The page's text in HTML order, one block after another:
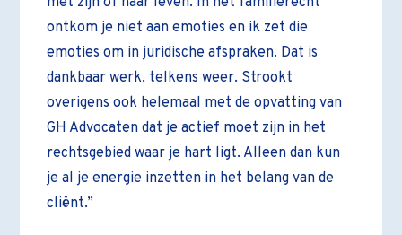
ontkom je niet aan emoties en ik zet die
emoties om in juridische afspraken. Dat is
dankbaar werk, telkens weer. Strookt
overigens ook helemaal met de opvatting van
GH Advocaten dat je actief moet zijn in het
rechtsgebied waar je hart ligt. Alleen dan kun
je al je energie inzetten in het belang van de
cliënt.”